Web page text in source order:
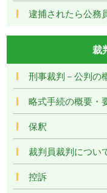
逮捕されたら公務
裁
刑事裁判－公判の
略式手続の概要・
保釈
裁判員裁判につい
控訴